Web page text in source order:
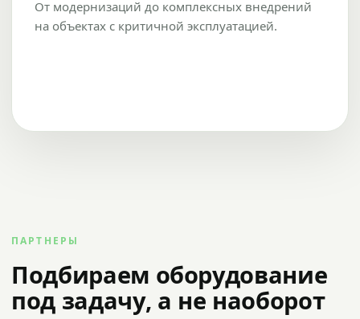
От модернизаций до комплексных внедрений
на объектах с критичной эксплуатацией.
ПАРТНЕРЫ
Подбираем оборудование
под задачу, а не наоборот